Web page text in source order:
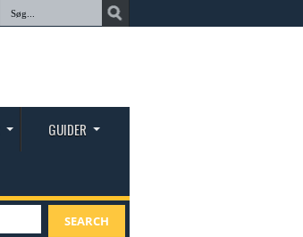
GUIDER
SEARCH